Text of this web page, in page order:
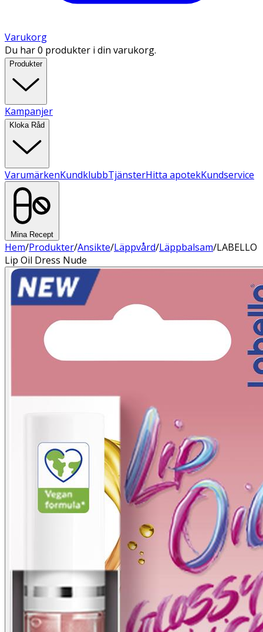
Varukorg
Du har 0 produkter i din varukorg.
Produkter
Kampanjer
Kloka Råd
VarumärkenKundklubbTjänsterHitta apotekKundservice
Mina Recept
Hem/Produkter/Ansikte/Läppvård/Läppbalsam/LABELLO
Lip Oil Dress Nude